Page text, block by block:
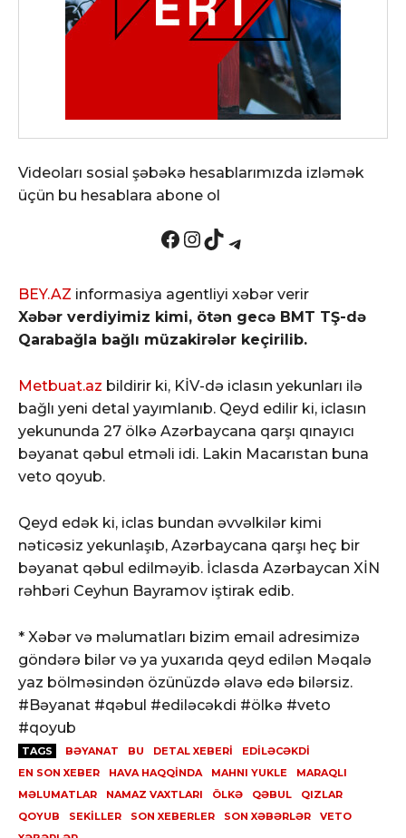
Videoları sosial şəbəkə hesablarımızda izləmək
üçün bu hesablara abone ol
Facebook InstagramTikTok Telegram
BEY.AZ informasiya agentliyi xəbər verir
Xəbər verdiyimiz kimi, ötən gecə BMT TŞ-də
Qarabağla bağlı müzakirələr keçirilib.
Metbuat.az bildirir ki, KİV-də iclasın yekunları ilə
bağlı yeni detal yayımlanıb. Qeyd edilir ki, iclasın
yekununda 27 ölkə Azərbaycana qarşı qınayıcı
bəyanat qəbul etməli idi. Lakin Macarıstan buna
veto qoyub.
Qeyd edək ki, iclas bundan əvvəlkilər kimi
nəticəsiz yekunlaşıb, Azərbaycana qarşı heç bir
bəyanat qəbul edilməyib. İclasda Azərbaycan XİN
rəhbəri Ceyhun Bayramov iştirak edib.
* Xəbər və məlumatları bizim email adresimizə
göndərə bilər və ya yuxarıda qeyd edilən Məqalə
yaz bölməsindən özünüzdə əlavə edə bilərsiz.
#Bəyanat #qəbul #ediləcəkdi #ölkə #veto
#qoyub
TAGS BƏYANAT BU DETAL XEBERI
EDILƏCƏKDI
EN SON XEBER
HAVA HAQQINDA MAHNI YUKLE
MARAQLI
MƏLUMATLAR
NAMAZ VAXTLARI ÖLKƏ QƏBUL
QIZLAR
QOYUB
SEKILLER SON XEBERLER SON XƏBƏRLƏR
VETO